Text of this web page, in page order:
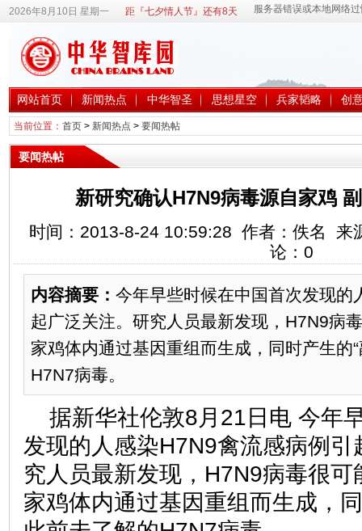
2026年8月10日 星期一 距『七夕情人节』还有8天
网站首页 新闻热点 中华智圣 思想星空 兵家韬略 创
当前位置： 首页> 新闻热点 > 要闻热帖
要闻热帖
新研究确认H7N9病毒源自家鸡
时间：2013-8-24 10:59:28 作者：佚名 来
论： 0
内容摘要： 今年早些时候在中国首次发现的
起广泛关注。研究人员最新发现，H7N9病
家鸡体内通过基因重组而生成，同时产生的
H7N7病毒。
据新华社伦敦8月21日电 今年
发现的人感染H7N9禽流感病例
究人员最新发现，H7N9病毒很
家鸡体内通过基因重组而生成，